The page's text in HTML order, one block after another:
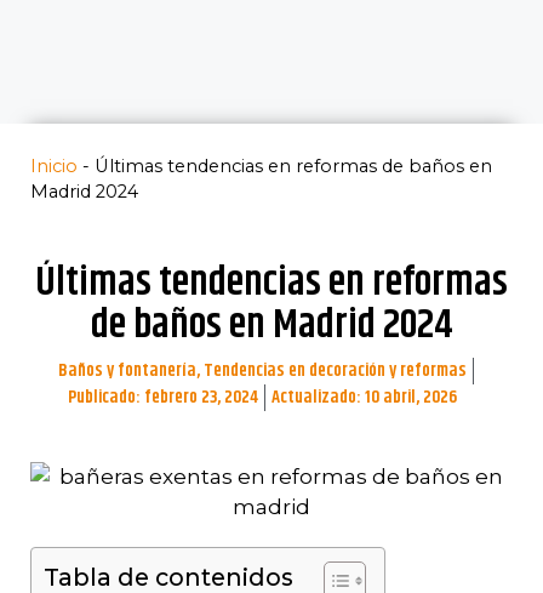
Inicio - Últimas tendencias en reformas de baños en
Madrid 2024
Últimas tendencias en reformas
de baños en Madrid 2024
Baños y fontanería,Tendencias en decoración y reformas
Publicado: febrero 23, 2024 Actualizado: 10 abril, 2026
Tabla de contenidos